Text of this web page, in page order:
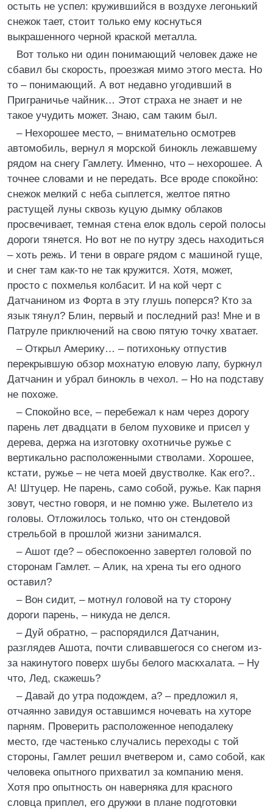
остыть не успел: кружившийся в воздухе легонький
снежок тает, стоит только ему коснуться
выкрашенного черной краской металла.
Вот только ни один понимающий человек даже не
сбавил бы скорость, проезжая мимо этого места. Но
то – понимающий. А вот недавно угодивший в
Приграничье чайник… Этот страха не знает и не
такое учудить может. Знаю, сам таким был.
– Нехорошее место, – внимательно осмотрев
автомобиль, вернул я морской бинокль лежавшему
рядом на снегу Гамлету. Именно, что – нехорошее. А
точнее словами и не передать. Все вроде спокойно:
снежок мелкий с неба сыплется, желтое пятно
растущей луны сквозь куцую дымку облаков
просвечивает, темная стена елок вдоль серой полосы
дороги тянется. Но вот не по нутру здесь находиться
– хоть режь. И тени в овраге рядом с машиной гуще,
и снег там как-то не так кружится. Хотя, может,
просто с похмелья колбасит. И на кой черт с
Датчанином из Форта в эту глушь поперся? Кто за
язык тянул? Блин, первый и последний раз! Мне и в
Патруле приключений на свою пятую точку хватает.
– Открыл Америку… – потихоньку отпустив
перекрывшую обзор мохнатую еловую лапу, буркнул
Датчанин и убрал бинокль в чехол. – Но на подставу
не похоже.
– Спокойно все, – перебежал к нам через дорогу
парень лет двадцати в белом пуховике и присел у
дерева, держа на изготовку охотничье ружье с
вертикально расположенными стволами. Хорошее,
кстати, ружье – не чета моей двустволке. Как его?..
А! Штуцер. Не парень, само собой, ружье. Как парня
зовут, честно говоря, и не помню уже. Вылетело из
головы. Отложилось только, что он стендовой
стрельбой в прошлой жизни занимался.
– Ашот где? – обеспокоенно завертел головой по
сторонам Гамлет. – Алик, на хрена ты его одного
оставил?
– Вон сидит, – мотнул головой на ту сторону
дороги парень, – никуда не делся.
– Дуй обратно, – распорядился Датчанин,
разглядев Ашота, почти сливавшегося со снегом из-
за накинутого поверх шубы белого маскхалата. – Ну
что, Лед, скажешь?
– Давай до утра подождем, а? – предложил я,
отчаянно завидуя оставшимся ночевать на хуторе
парням. Проверить расположенное неподалеку
место, где частенько случались переходы с той
стороны, Гамлет решил вчетвером и, само собой, как
человека опытного прихватил за компанию меня.
Хотя про опытность он наверняка для красного
словца приплел, его дружки в плане подготовки